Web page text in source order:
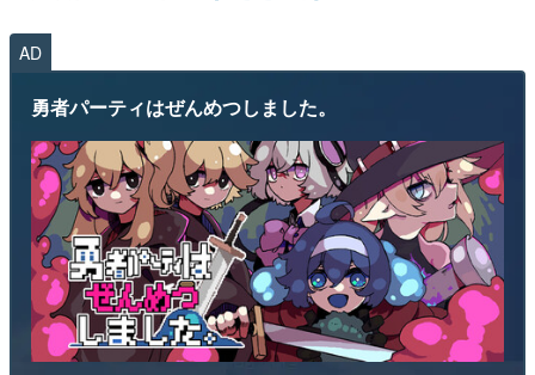
AD
勇者パーティはぜんめつしました。